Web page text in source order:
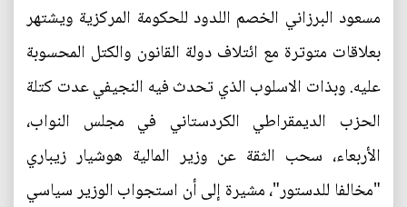
مسعود البرزاني الخصم اللدود للحكومة المركزية ويشتهر
بعلاقات متوترة مع ائتلاف دولة القانون والكتل المحسوبة
عليه. وبذات الاسلوب الذي تحدث فيه النجيفي عدت كتلة
الحزب الديمقراطي الكردستاني في مجلس النواب،
الأربعاء، سحب الثقة عن وزير المالية هوشيار زيباري
"مخالفا للدستور"، مشيرة إلى أن استجواب الوزير سياسي